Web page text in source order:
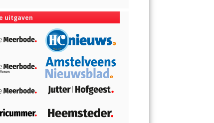
uitgaven